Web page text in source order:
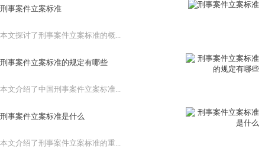
刑事案件立案标准
本文探讨了刑事案件立案标准的概...
刑事案件立案标准的规定有哪些
本文介绍了中国刑事案件立案标准...
刑事案件立案标准是什么
本文介绍了刑事案件立案标准的重...